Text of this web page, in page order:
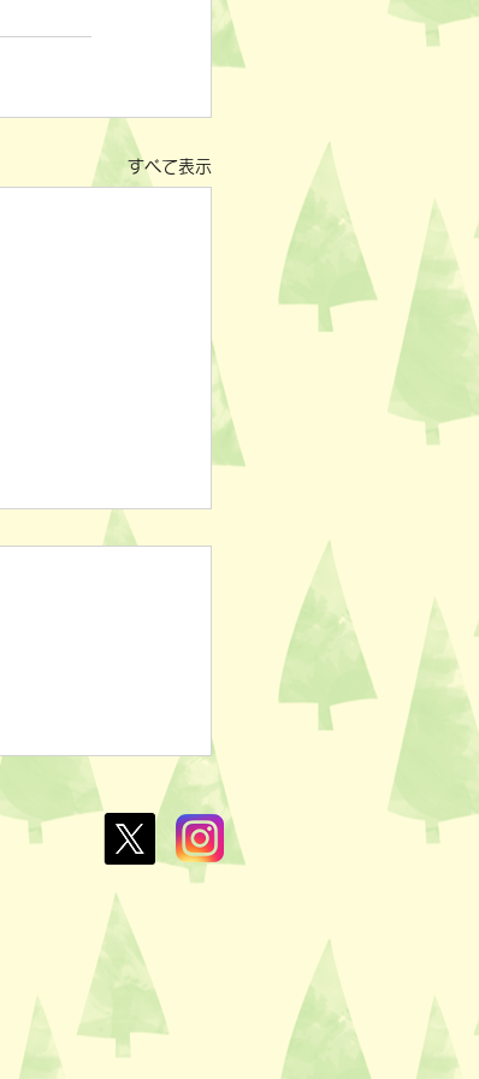
すべて表示
ん🍢